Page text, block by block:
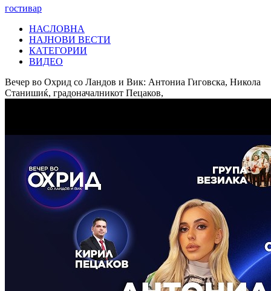
гостивар
НАСЛОВНА
НАЈНОВИ ВЕСТИ
КАТЕГОРИИ
ВИДЕО
Вечер во Охрид со Ландов и Вик: Антониа Гиговска, Никола
Станишиќ, градоначалникот Пецаков,